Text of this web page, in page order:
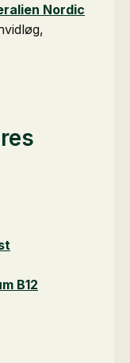
Nordic
B12